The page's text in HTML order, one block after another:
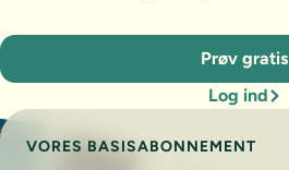
Prøv gratis
Log ind
VORES BASISABONNEMENT